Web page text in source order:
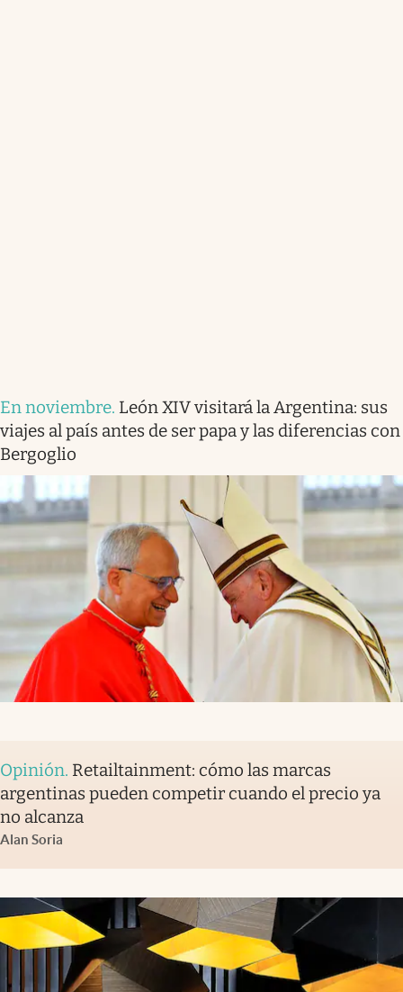
En noviembre. León XIV visitará la Argentina: sus
viajes al país antes de ser papa y las diferencias con
Bergoglio
Opinión. Retailtainment: cómo las marcas
argentinas pueden competir cuando el precio ya
no alcanza
Alan Soria